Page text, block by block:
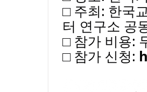
□ 주최: 한국
터 연구소 공
□ 참가 비용:
□ 참가 신청: